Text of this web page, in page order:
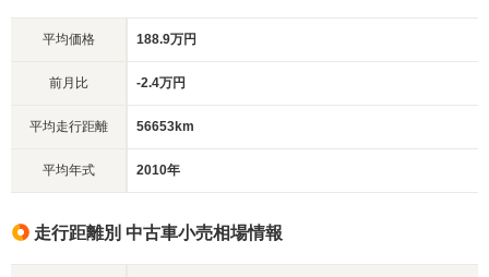
平均価格 188.9万円
前月比 -2.4万円
平均走行距離 56653km
平均年式 2010年
走行距離別 中古車小売相場情報